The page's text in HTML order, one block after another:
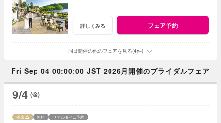
詳しくみる フェア予約
同日開催の他のフェアを見る(4件)
Fri Sep 04 00:00:00 JST 2026月開催のブライダルフェア
9/4 (金)
残席 無料 リアルタイム予約